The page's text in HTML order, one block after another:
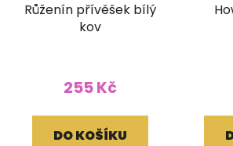
Růženín přívěšek bílý
kov
255 Kč
DO KOŠÍKU